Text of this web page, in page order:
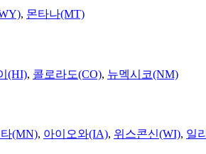
, 몬타나(MT)
(HI), 콜로라도(CO), 뉴멕시코(NM)
(MN), 아이오와(IA), 위스콘신(WI), 일